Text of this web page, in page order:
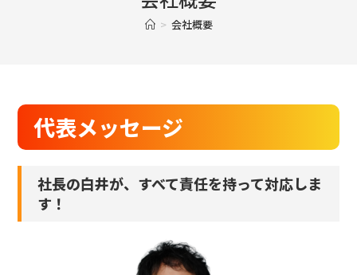
> 会社概要
代表メッセージ
社長の白井が、すべて責任を持って対応しま
す！